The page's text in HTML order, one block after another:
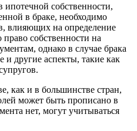
собственности,
в браке, необходимо
влияющих на определение
собственности на
однако в случае брака
другие аспекты, такие как
как и в большинстве стран,
может быть прописано в
нет, могут учитываться